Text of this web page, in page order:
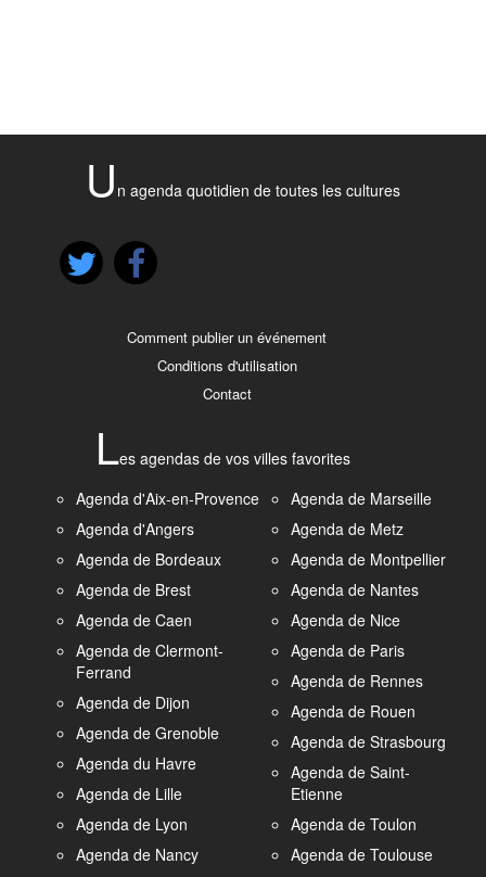
U n agenda quotidien de toutes les cultures
Comment publier un événement
Conditions d'utilisation
Contact
Les agendas de vos villes favorites
Agenda d'Aix-en-Provence
Agenda d'Angers
Agenda de Bordeaux
Agenda de Brest
Agenda de Caen
Agenda de Clermont-
Ferrand
Agenda de Dijon
Agenda de Grenoble
Agenda du Havre
Agenda de Lille
Agenda de Lyon
Agenda de Nancy
Agenda de Marseille
Agenda de Metz
Agenda de Montpellier
Agenda de Nantes
Agenda de Nice
Agenda de Paris
Agenda de Rennes
Agenda de Rouen
Agenda de Strasbourg
Agenda de Saint-
Etienne
Agenda de Toulon
Agenda de Toulouse